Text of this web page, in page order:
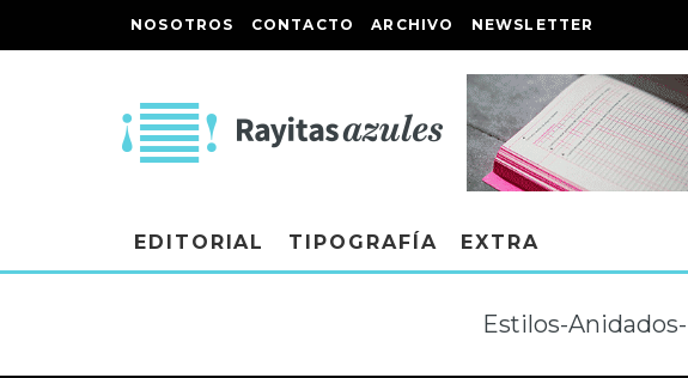
NOSOTROS CONTACTO ARCHIVO NEWSLETTER
EDITORIAL TIPOGRAFÍA EXTRA
Estilos-